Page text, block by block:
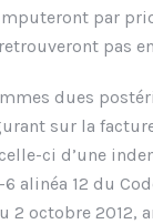
par
pas
dues
sur la
ci d’une
alinéa 12 du
2 octobre 2012,